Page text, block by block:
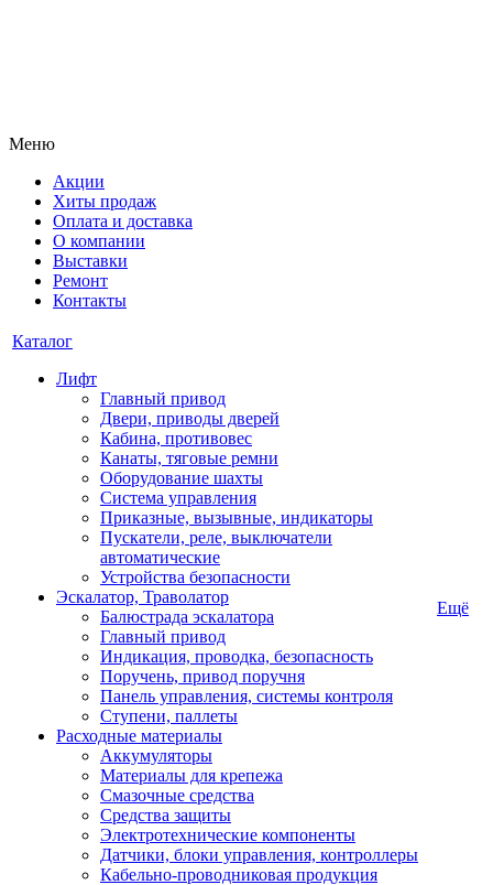
Меню
Акции
Хиты продаж
Оплата и доставка
О компании
Выставки
Ремонт
Контакты
Каталог
Лифт
Главный привод
Двери, приводы дверей
Кабина, противовес
Канаты, тяговые ремни
Оборудование шахты
Система управления
Приказные, вызывные, индикаторы
Пускатели, реле, выключатели
автоматические
Устройства безопасности
Эскалатор, Траволатор
Балюстрада эскалатора
Главный привод
Индикация, проводка, безопасность
Поручень, привод поручня
Панель управления, системы контроля
Ступени, паллеты
Расходные материалы
Аккумуляторы
Материалы для крепежа
Смазочные средства
Средства защиты
Электротехнические компоненты
Датчики, блоки управления, контроллеры
Кабельно-проводниковая продукция
Ещё